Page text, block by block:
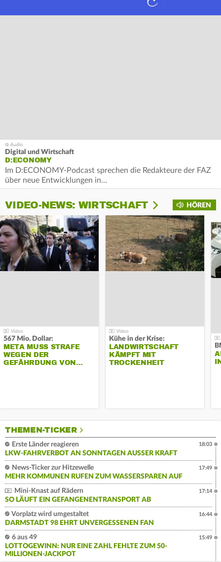
Digital und Wirtschaft
D:ECONOMY
Im D:ECONOMY-Podcast sprechen die Redakteure der FAZ
über neue Entwicklungen in…
HÖREN
VIDEO-NEWS: WIRTSCHAFT
567 Mio. Dollar:
META MUSS STRAFE
WEGEN DER
GEFÄHRDUNG VON…
Kühe in der Krise:
LANDWIRTSCHAFT
KÄMPFT MIT
TROCKENHEIT
THEMEN-TICKER
Erste Länder reagieren
LKW-FAHRVERBOT AN SONNTAGEN AUSSER KRAFT
18:03
News-Ticker zur Hitzewelle
MEHR KOMMUNEN RUFEN ZUM WASSERSPAREN AUF
17:49
Mini-Knast auf Rädern
SO LÄUFT EIN GEFANGENENTRANSPORT AB
17:14
Vorplatz wird umgestaltet
DARMSTADT 98 EHRT UNVERGESSENEN FAN
16:44
6 aus 49
LOTTOGEWINN: NUR EINE ZAHL FEHLTE ZUM 50-
MILLIONEN-JACKPOT
15:49